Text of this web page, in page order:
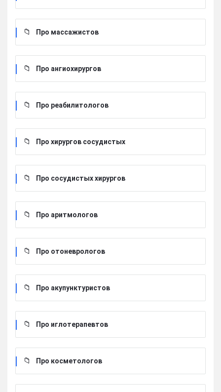
Про массажистов
Про ангиохирургов
Про реабилитологов
Про хирургов сосудистых
Про сосудистых хирургов
Про аритмологов
Про отоневрологов
Про акупунктуристов
Про иглотерапевтов
Про косметологов